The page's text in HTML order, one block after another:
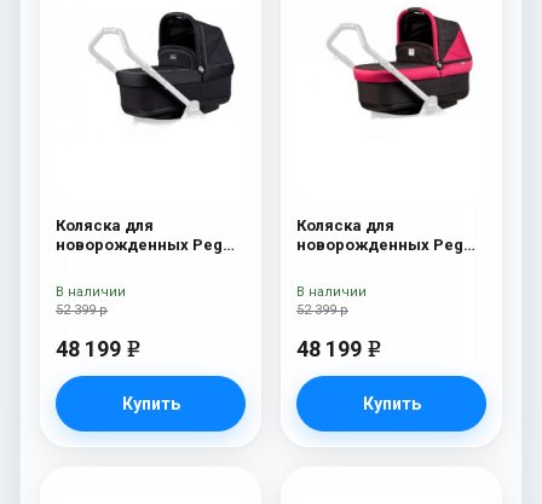
Коляска для
новорожденных Peg
Pop-Up) Onyx
52 399 р
48 199 e
Купить
В наличии
Коляска для
новорожденных Peg
Pop-Up) Fleur
52 399 р
48 199 e
Купить
В наличии